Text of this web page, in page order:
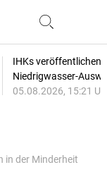
IHKs veröffentlichen
Niedrigwasser-
05.08.2026, 15:21
in der Minderheit